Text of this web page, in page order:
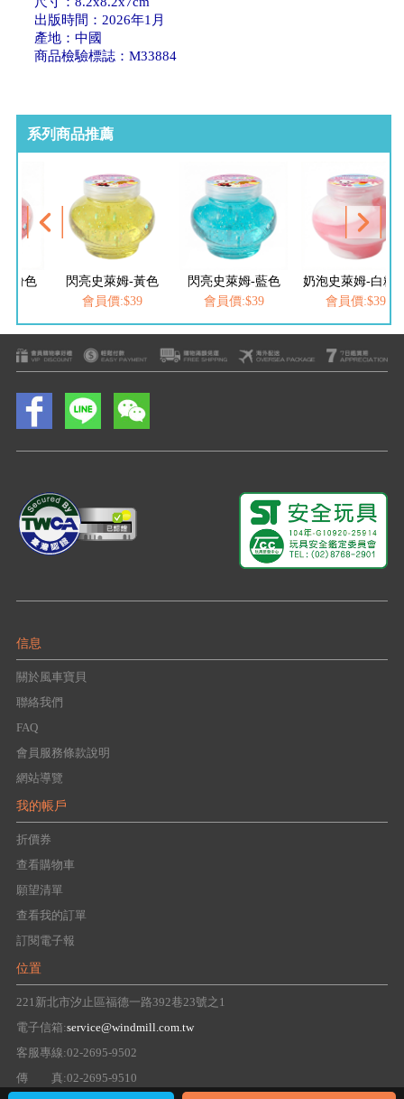
出版時間：2026年1月
產地：中國
商品檢驗標誌：M33884
系列商品推薦
-粉色
閃亮史萊姆-黃色
會員價:$39
閃亮史萊姆-藍色
會員價:$39
奶泡史萊姆-白粉
會員價:$39
信息
關於風車寶貝
聯絡我們
FAQ
會員服務條款說明
網站導覽
我的帳戶
折價券
查看購物車
願望清單
查看我的訂單
訂閱電子報
位置
221新北市汐止區福德一路392巷23號之1
電子信箱:service@windmill.com.tw
客服專線:02-2695-9502
傳 真:02-2695-9510